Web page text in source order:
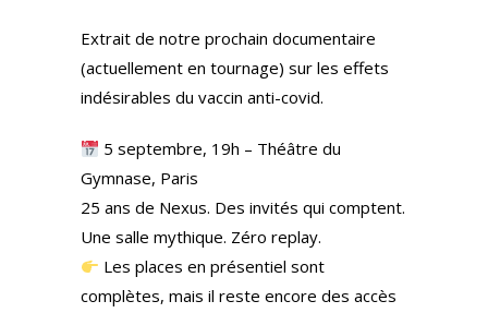
Extrait de notre prochain documentaire
(actuellement en tournage) sur les effets
indésirables du vaccin anti-covid.
5 septembre, 19h – Théâtre du
Gymnase, Paris
25 ans de Nexus. Des invités qui comptent.
Une salle mythique. Zéro replay.
Les places en présentiel sont
complètes, mais il reste encore des accès